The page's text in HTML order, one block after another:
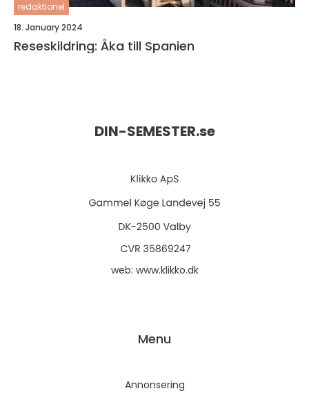
redaktionel
18. January 2024
Reseskildring: Åka till Spanien
DIN-SEMESTER.se
web: www.klikko.dk
Menu
Annonsering